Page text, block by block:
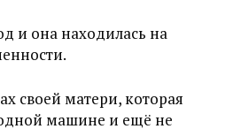
и она находилась на
своей матери, которая
машине и ещё не